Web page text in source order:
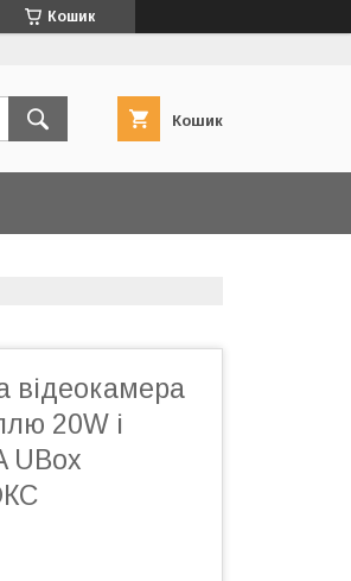
Кошик
Кошик
відеокамера
20W і
UBox